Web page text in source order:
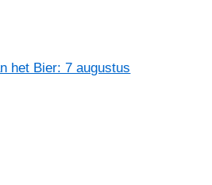
het Bier: 7 augustus